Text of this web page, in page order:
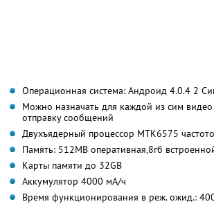
Операционная система: Андроид 4.0.4 2
Можно назначать для каждой из сим
отправку сообщений
Двухъядерный процессор MTK6575
Память: 512MB оперативная,8гб
Карты памяти до 32GB
Аккумулятор 4000 мА/ч
Время функционирования в реж. ожид.: